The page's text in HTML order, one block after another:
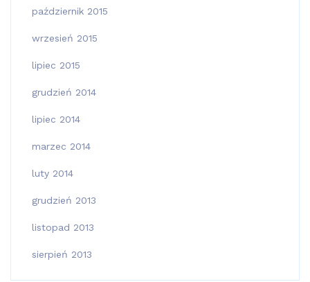
październik 2015
wrzesień 2015
lipiec 2015
grudzień 2014
lipiec 2014
marzec 2014
luty 2014
grudzień 2013
listopad 2013
sierpień 2013